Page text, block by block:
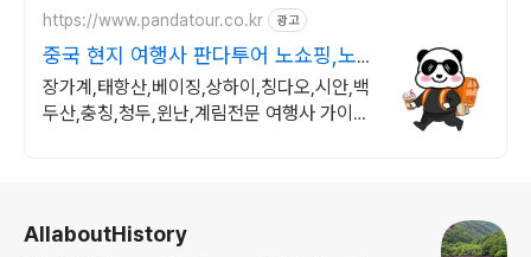
https://www.pandatour.co.kr 광고
중국 현지 여행사 판다투어 노쇼핑,노
옵션,노팁
장가계,태항산,베이징,상하이,칭다오,시안,백
두산,충칭,청두,윈난,계림전문 여행사 가이드
AllaboutHistory